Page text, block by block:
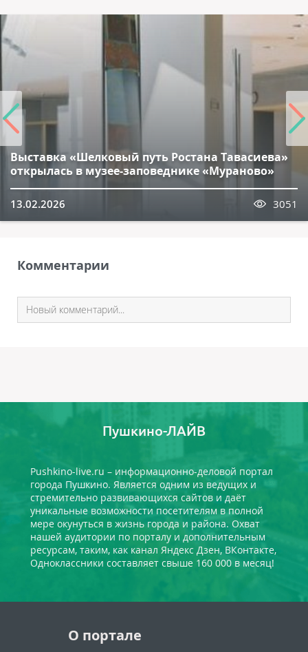
Выставка «Шелковый путь Ростана Тавасиева»
открылась в музее-заповеднике «Мураново»
13.02.2026 3051
Комментарии
Пушкино-ЛАЙВ
Pushkino-live.ru – информационно-деловой портал
города Пушкино. Является одним из ведущих и
стремительно развивающихся сайтов и даёт
уникальные возможности посетителям в полной
мере окунуться в жизнь города и района. Охват
нашей аудитории по порталу и дополнительным
ресурсам, таким, как канал Яндекс Дзен, ВКонтакте,
Одноклассники составляет свыше 160 000 в месяц!
О портале